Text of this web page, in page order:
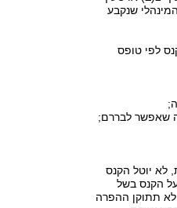
שנקבע
לפי טופס
לא יוטל הקנס
הקנס בשל
תתוקן ההפרה